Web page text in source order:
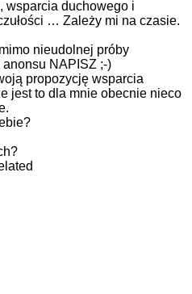
wsparcia duchowego i
… Zależy mi na czasie.
nieudolnej próby
NAPISZ ;-)
propozycję wsparcia
jest to dla mnie obecnie nieco